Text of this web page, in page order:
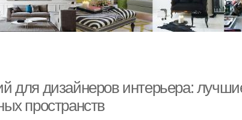
для дизайнеров интерьера:
пространств